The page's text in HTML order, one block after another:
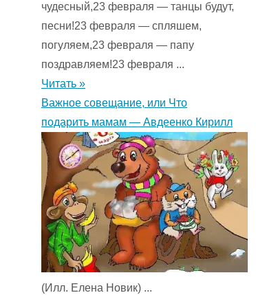
чудесный,23 февраля — танцы будут,
песни!23 февраля — спляшем,
погуляем,23 февраля — папу
поздравляем!23 февраля ...
Читать »
Важное совещание, или Что
подарить мамам — Авдеенко Кирилл
(Илл. Елена Новик) ...